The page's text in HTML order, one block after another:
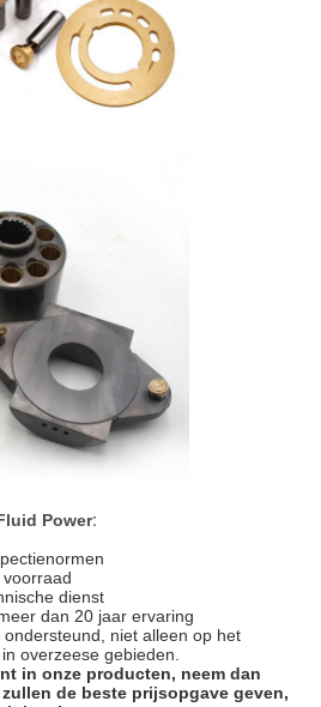
Power:
dienst
dan 20 jaar ervaring
niet alleen op het
overzeese gebieden.
in onze producten, neem dan
de beste prijsopgave geven,